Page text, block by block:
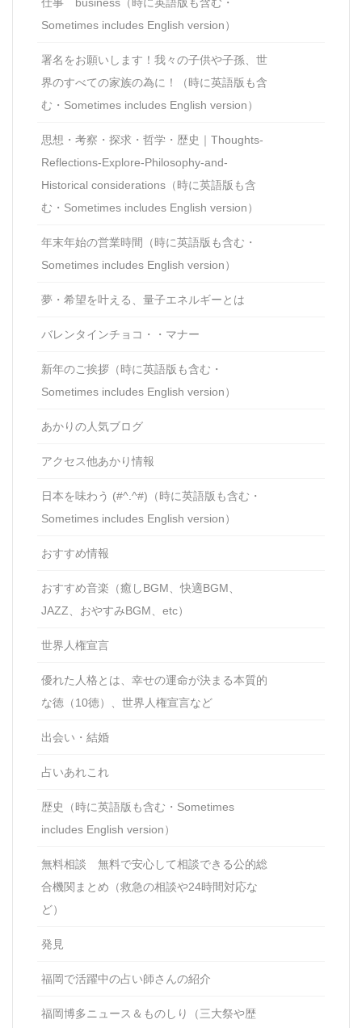
Sometimes includes English version）
署名をお願いします！我々の子供や子孫、世
界のすべての家族の為に！（時に英語版も含
む・Sometimes includes English version）
思想・考察・探求・哲学・歴史｜Thoughts-
Reflections-Explore-Philosophy-and-
Historical considerations（時に英語版も含
む・Sometimes includes English version）
年末年始の営業時間（時に英語版も含む・
Sometimes includes English version）
夢・希望を叶える、量子エネルギーとは
バレンタインチョコ・・マナー
新年のご挨拶（時に英語版も含む・
Sometimes includes English version）
あかりの人気ブログ
アクセス他あかり情報
日本を味わう (#^.^#)（時に英語版も含む・
Sometimes includes English version）
おすすめ情報
おすすめ音楽（癒しBGM、快適BGM、
JAZZ、おやすみBGM、etc）
世界人権宣言
優れた人格とは、幸せの運命が決まる本質的
な徳（10徳）、世界人権宣言など
出会い・結婚
占いあれこれ
歴史（時に英語版も含む・Sometimes
includes English version）
無料相談 無料で安心して相談できる公的総
合機関まとめ（救急の相談や24時間対応な
ど）
発見
福岡で活躍中の占い師さんの紹介
福岡博多ニュース＆ものしり（三大祭や歴